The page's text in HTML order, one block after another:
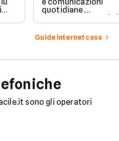
e comunicazioni
quotidiane.
prevede strumenti
per ottenere un
risarcimento in
Guide internet casa
sono gli operatori